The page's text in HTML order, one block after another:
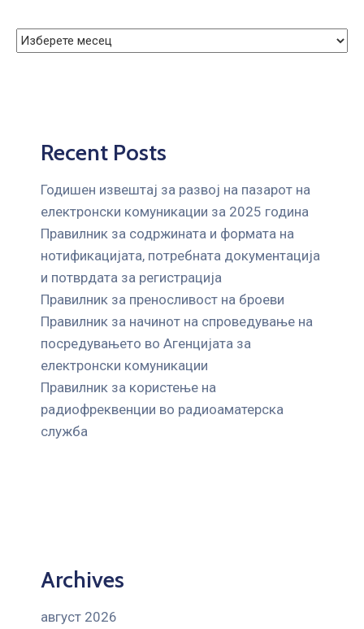
ЈАВНИ
НАБАВКИ
Recent Posts
Годишен извештај за развој на пазарот на
електронски комуникации за 2025 година
Правилник за содржината и формата на
нотификацијата, потребната документација
и потврдата за регистрација
Правилник за преносливост на броеви
Правилник за начинот на спроведување на
посредувањето во Агенцијата за
електронски комуникации
Правилник за користење на
радиофреквенции во радиоаматерска
служба
Archives
август 2026